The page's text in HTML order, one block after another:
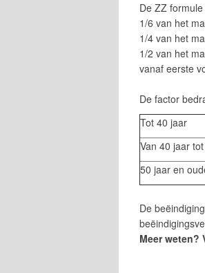
De ZZ
1/6 van het
1/4 van het
1/2 van het
vanaf eerste
De factor
Tot 40 jaar
Van 40 jaar
50 jaar en
De
Meer weten?